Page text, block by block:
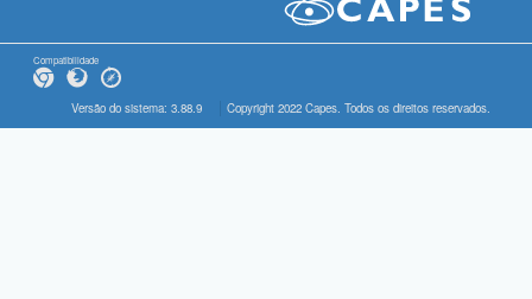
Compatibilidade
Versão do sistema: 3.88.9 Copyright 2022 Capes. Todos os direitos reservados.